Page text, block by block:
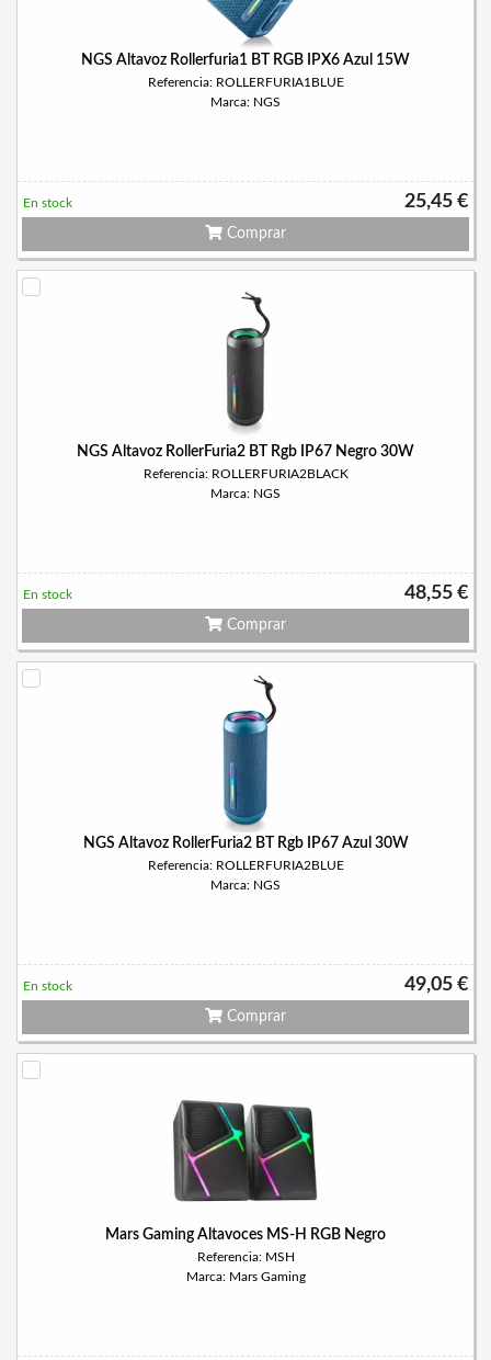
NGS Altavoz Rollerfuria1 BT RGB IPX6 Azul 15W
Referencia: ROLLERFURIA1BLUE
Marca: NGS
25,45 €
En stock
Comprar
NGS Altavoz RollerFuria2 BT Rgb IP67 Negro 30W
Referencia: ROLLERFURIA2BLACK
Marca: NGS
48,55 €
En stock
Comprar
NGS Altavoz RollerFuria2 BT Rgb IP67 Azul 30W
Referencia: ROLLERFURIA2BLUE
Marca: NGS
49,05 €
En stock
Comprar
Mars Gaming Altavoces MS-H RGB Negro
Referencia: MSH
Marca: Mars Gaming